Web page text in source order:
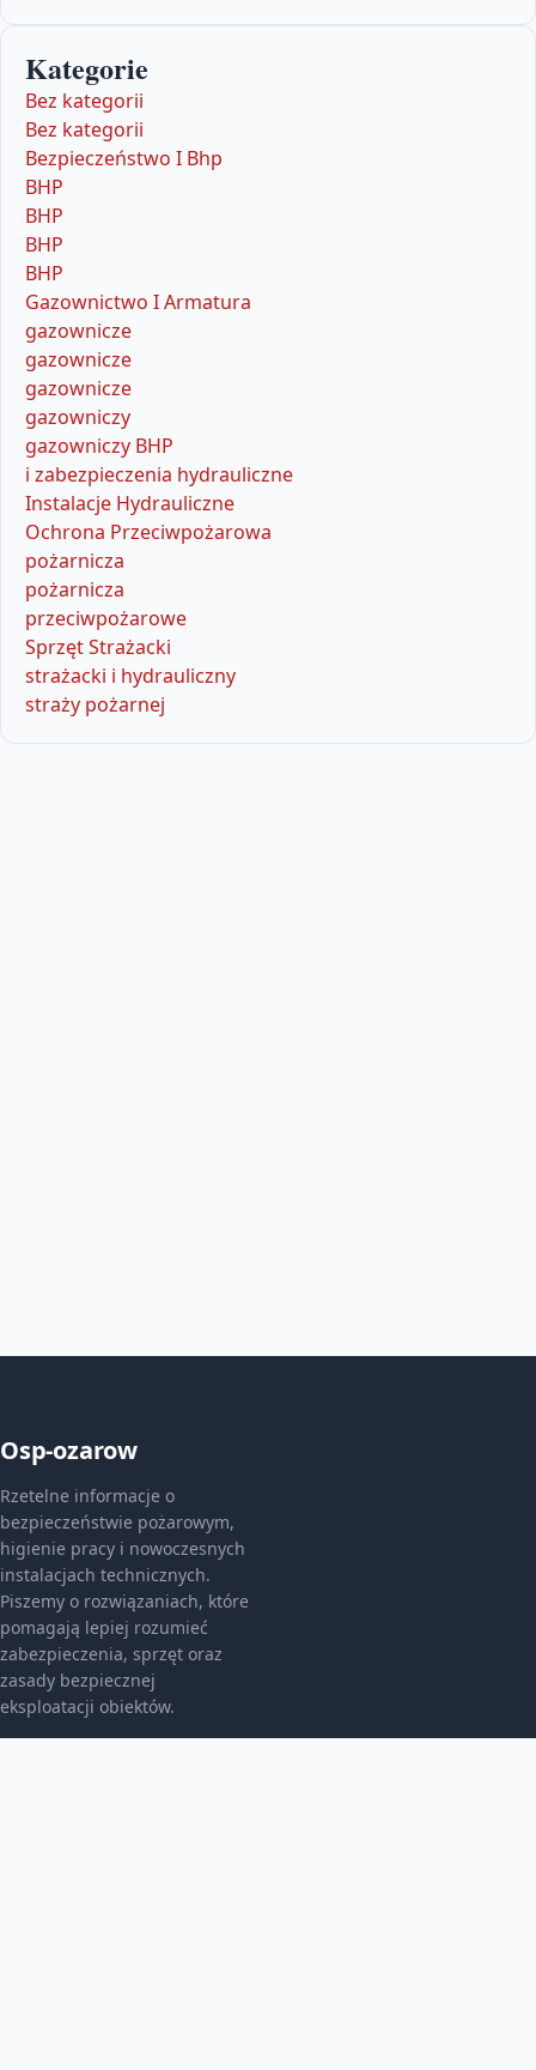
Kategorie
Bez kategorii
Bez kategorii
Bezpieczeństwo I Bhp
BHP
BHP
BHP
BHP
Gazownictwo I Armatura
gazownicze
gazownicze
gazownicze
gazowniczy
gazowniczy BHP
i zabezpieczenia hydrauliczne
Instalacje Hydrauliczne
Ochrona Przeciwpożarowa
pożarnicza
pożarnicza
przeciwpożarowe
Sprzęt Strażacki
strażacki i hydrauliczny
straży pożarnej
Osp-ozarow
Rzetelne informacje o
bezpieczeństwie pożarowym,
higienie pracy i nowoczesnych
instalacjach technicznych.
Piszemy o rozwiązaniach, które
pomagają lepiej rozumieć
zabezpieczenia, sprzęt oraz
zasady bezpiecznej
eksploatacji obiektów.